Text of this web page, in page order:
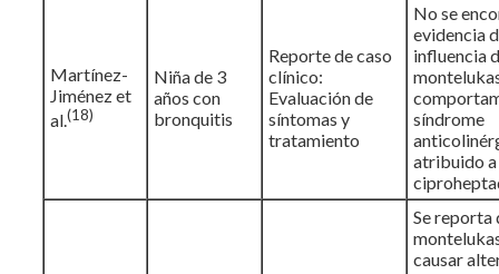
Martínez-
Jiménez et
al.(18)
Niña de 3
años con
bronquitis
Reporte de caso
clínico:
Evaluación de
síntomas y
tratamiento
No se
evidencia
influencia
síndrome
atribuido a
Se reporta
causar